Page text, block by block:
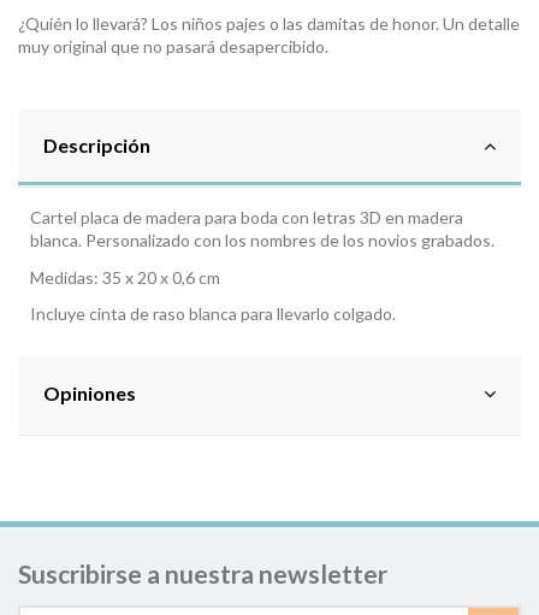
¿Quién lo llevará? Los niños pajes o las damitas de honor. Un detalle
muy original que no pasará desapercibido.
Descripción
Cartel placa de madera para boda con letras 3D en madera
blanca. Personalizado con los nombres de los novios grabados.
Medidas: 35 x 20 x 0,6 cm
Incluye cinta de raso blanca para llevarlo colgado.
Opiniones
Suscribirse a nuestra newsletter